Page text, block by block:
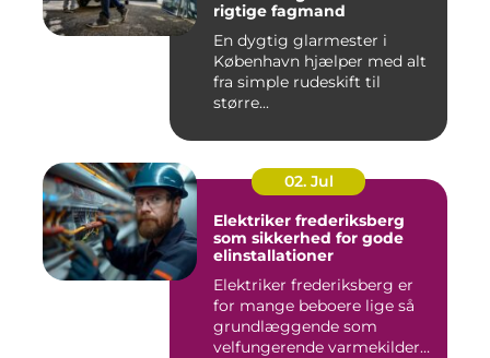
rigtige fagmand
En dygtig glarmester i
København hjælper med alt
fra simple rudeskift til
større...
02. Jul
Elektriker frederiksberg
som sikkerhed for gode
elinstallationer
Elektriker frederiksberg er
for mange beboere lige så
grundlæggende som
velfungerende varmekilder